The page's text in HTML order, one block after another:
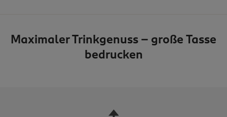
Maximaler Trinkgenuss – große Tasse
bedrucken